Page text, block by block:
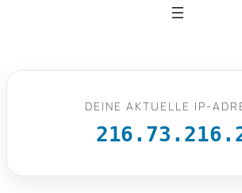
DEINE AKTUELLE IP-